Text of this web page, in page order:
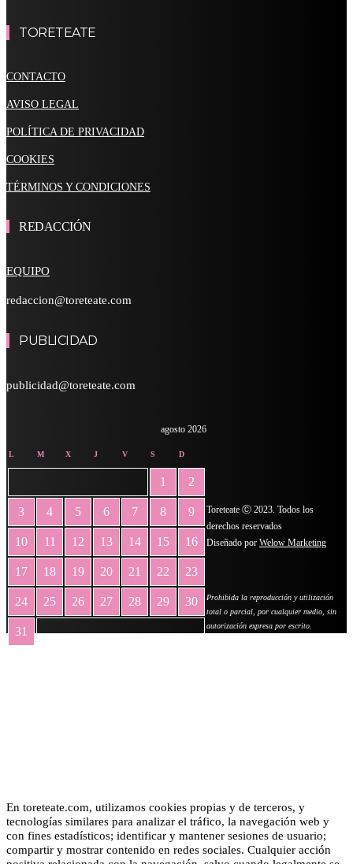
TORETEATE
CONTACTO
AVISO LEGAL
POLÍTICA DE PRIVACIDAD
COOKIES
TÉRMINOS Y CONDICIONES
REDACCIÓN
EQUIPO
redaccion@toreteate.com
PUBLICIDAD
publicidad@toreteate.com
agosto 2026
L M X J V S D
1 2
3 4 5 6 7 8 9
10 11 12 13 14 15 16
17 18 19 20 21 22 23
24 25 26 27 28 29 30
31
Toreteate Ⓒ 2023. Todos los
derechos reservados
Diseñado por Welow Marketing
Prohibida la reproducción y utilización
total o parcial, por cualquier medio, sin
autorización expresa por escrito.
En toreteate.com, utilizamos cookies propias y de terceros, y
tecnologías similares para analizar el tráfico, la navegación web y
con fines estadísticos; identificar y mantener sesiones de usuario;
compartir y mostrar contenido en redes sociales. Cualquier acción